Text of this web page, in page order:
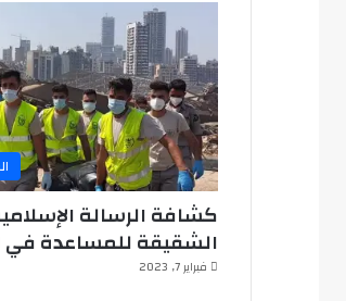
كشافة الرسالة
الشقيقة للمساعدة في
فبراير 7, 2023